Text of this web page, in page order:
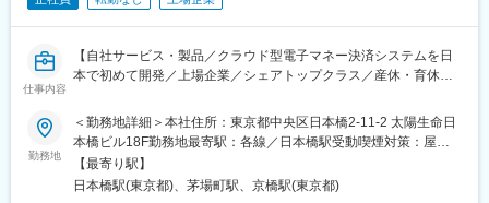
場合は出向先の定める職種）
■業務の魅力
義のある役割
・無線通信×ソフトウェア検査という専門領域で経験を深められる
環境
・検査から判定、報告までを担い、品質保証の中核として関与で
仕事内容
【自社サービス・製品／クラウド型電子マネー決済システムを日
本で初めて開発／上場企業／シェアトップクラス／産休・育休取
み／フレックスタイム】
■概要：
電子マネー決済端末の商用リリースには、各電子マネーブランド
が定める認定試験が必要です。
勤務地
＜勤務地詳細＞本社住所：東京都中央区日本橋2-11-2 太陽生命日
本橋ビル18F勤務地最寄駅：各線／日本橋駅受動喫煙対策：屋内
喫煙可能場所あり変更の範囲：会社の定める事業所（リモートワ
ーク含む）
【最寄り駅】
日本橋駅(東京都)、茅場町駅、京橋駅(東京都)